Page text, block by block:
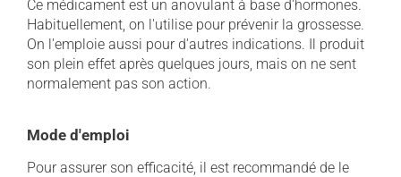
Ce médicament est un anovulant à base d'hormones.
Habituellement, on l'utilise pour prévenir la grossesse.
On l'emploie aussi pour d'autres indications. Il produit
son plein effet après quelques jours, mais on ne sent
normalement pas son action.
Mode d'emploi
Pour assurer son efficacité, il est recommandé de le